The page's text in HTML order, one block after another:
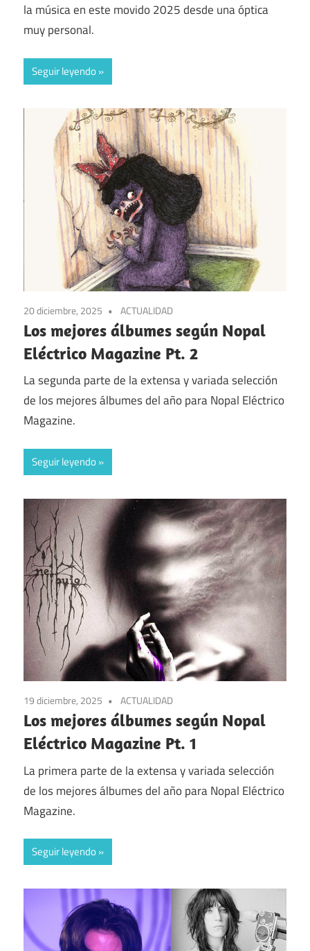
la música en este movido 2025 desde una óptica
muy personal.
Seguir leyendo
20 diciembre, 2025 ACTUALIDAD
Los mejores álbumes según Nopal
Eléctrico Magazine Pt. 2
La segunda parte de la extensa y variada selección
de los mejores álbumes del año para Nopal Eléctrico
Magazine.
Seguir leyendo
19 diciembre, 2025 ACTUALIDAD
Los mejores álbumes según Nopal
Eléctrico Magazine Pt. 1
La primera parte de la extensa y variada selección
de los mejores álbumes del año para Nopal Eléctrico
Magazine.
Seguir leyendo